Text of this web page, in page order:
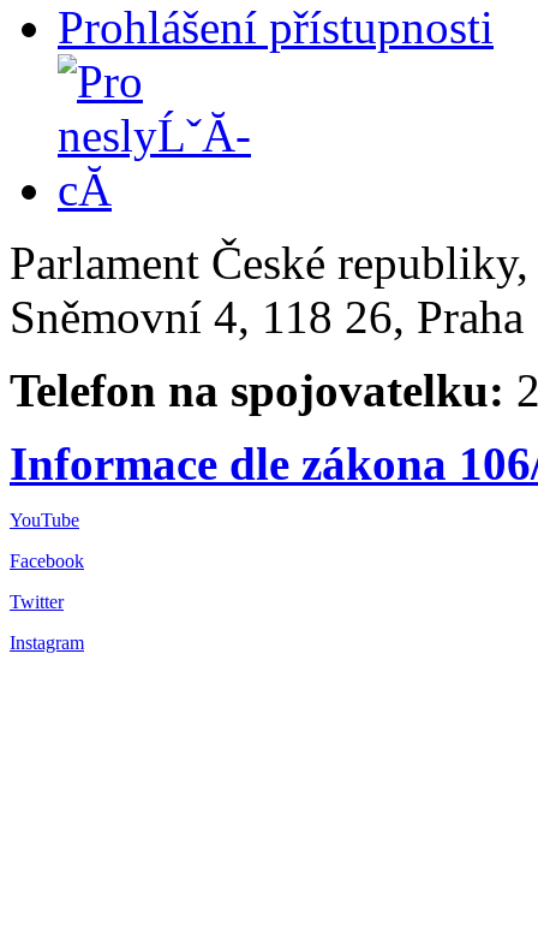
Prohlášení přístupnosti
Parlament České
Sněmovní 4, 118 26,
Telefon na spojovatelku:
Informace dle zákona
YouTube
Facebook
Twitter
Instagram